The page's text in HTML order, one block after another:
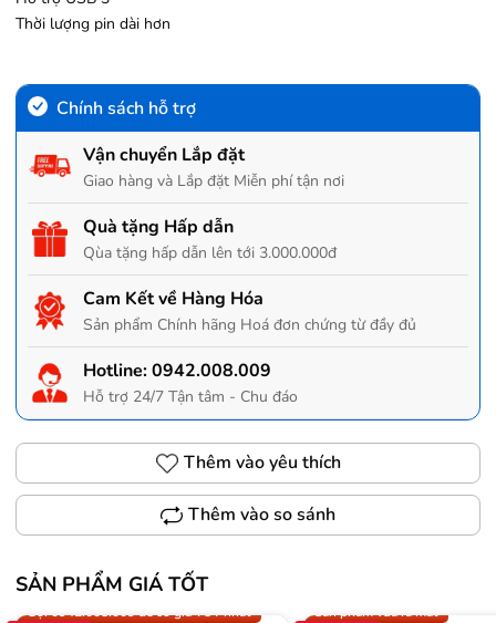
Thời lượng pin dài hơn
Chính sách hỗ trợ
Vận chuyển Lắp đặt
Giao hàng và Lắp đặt Miễn phí tận nơi
Quà tặng Hấp dẫn
Qùa tặng hấp dẫn lên tới 3.000.000đ
Cam Kết về Hàng Hóa
Sản phẩm Chính hãng Hoá đơn chứng từ đầy đủ
Hotline:0942.008.009
Hỗ trợ 24/7 Tận tâm - Chu đáo
Thêm vào yêu thích
Thêm vào so sánh
SẢN PHẨM GIÁ TỐT
Trợ giá 300.000đ
Gọi 0942.008.009 để có giá TỐT nhất
Sản phẩm vừa ra mắt